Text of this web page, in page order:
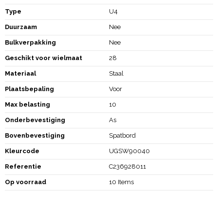
Type U4
Duurzaam Nee
Bulkverpakking Nee
Geschikt voor wielmaat 28
Materiaal Staal
Plaatsbepaling Voor
Max belasting 10
Onderbevestiging As
Bovenbevestiging Spatbord
Kleurcode UGSW90040
Referentie C236928011
Op voorraad 10 Items